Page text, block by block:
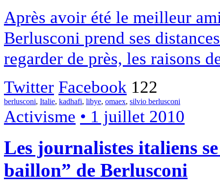
Après avoir été le meilleur
Berlusconi prend ses
regarder de près, les raisons
Twitter Facebook 122
berlusconi, Italie, kadhafi, libye, omaex, silvio berlusconi
Activisme • 1 juillet 2010
Les journalistes italiens
baillon” de Berlusconi